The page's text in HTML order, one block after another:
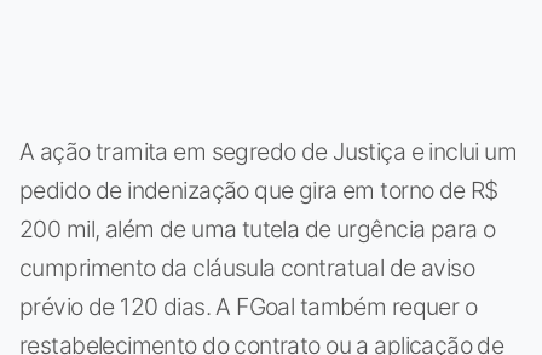
A ação tramita em segredo de Justiça e inclui um
pedido de indenização que gira em torno de R$
200 mil, além de uma tutela de urgência para o
cumprimento da cláusula contratual de aviso
prévio de 120 dias. A FGoal também requer o
restabelecimento do contrato ou a aplicação de